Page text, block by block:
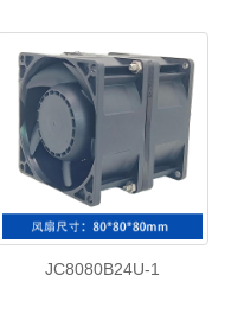
JC8080B24U-1